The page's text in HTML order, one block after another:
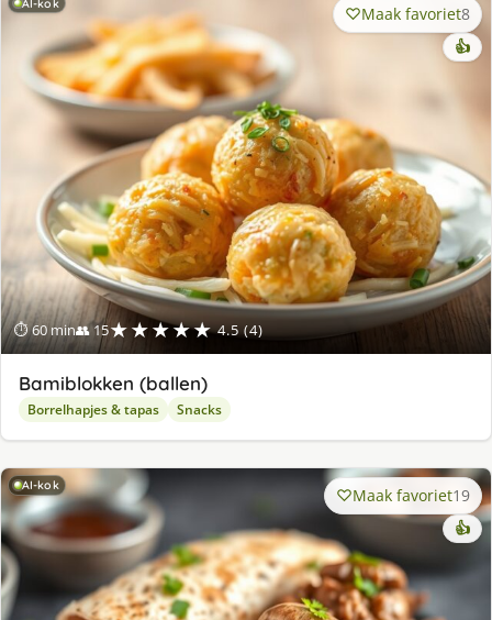
AI-kok
⏱ 60 min👥 15★★★★★ 4.5 (4)
Maak favoriet8
👍
Bamiblokken (ballen)
Borrelhapjes & tapas Snacks
AI-kok Maak favoriet19
👍